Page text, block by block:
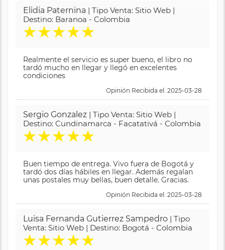
Elidia Paternina | Tipo Venta: Sitio Web |
Destino: Baranoa - Colombia
★★★★★
Realmente el servicio es super bueno, el libro no
tardó mucho en llegar y llegó en excelentes
condiciones
Opinión Recibida el: 2025-03-28
Sergio Gonzalez | Tipo Venta: Sitio Web |
Destino: Cundinamarca - Facatativá - Colombia
★★★★★
Buen tiempo de entrega. Vivo fuera de Bogotá y
tardó dos días hábiles en llegar. Además regalan
unas postales muy bellas, buen detalle. Gracias.
Opinión Recibida el: 2025-03-28
Luisa Fernanda Gutierrez Sampedro | Tipo
Venta: Sitio Web | Destino: Bogotá - Colombia
★★★★★